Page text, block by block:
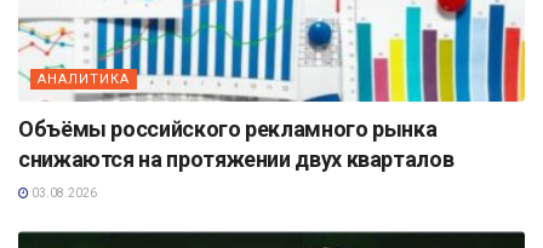
АНАЛИТИКА
Объёмы российского рекламного рынка
снижаются на протяжении двух кварталов
03.08.2026